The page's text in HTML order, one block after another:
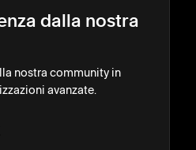
dalla nostra
nostra community in
avanzate.